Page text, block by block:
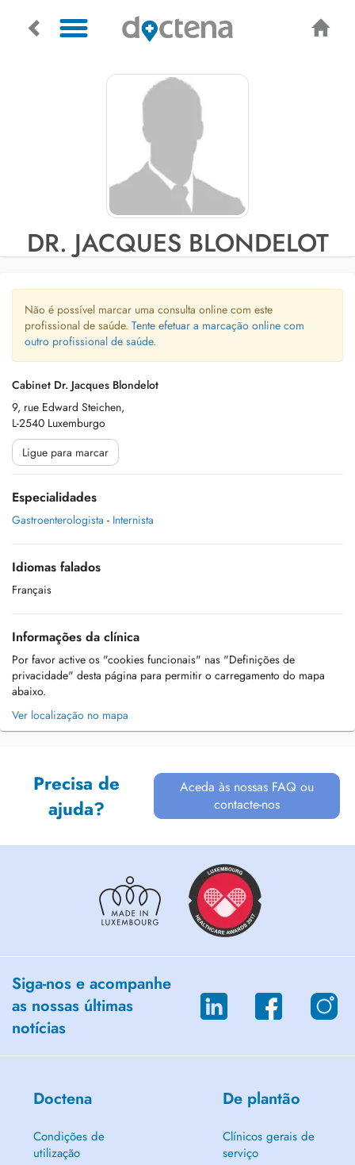
DR. JACQUES BLONDELOT
Não é possível marcar uma consulta online com este
profissional de saúde. Tente efetuar a marcação online com
outro profissional de saúde.
Cabinet Dr. Jacques Blondelot
9, rue Edward Steichen,
L-2540 Luxemburgo
Ligue para marcar
Especialidades
Gastroenterologista - Internista
Idiomas falados
Français
Informações da clínica
Por favor active os "cookies funcionais" nas "Definições de
privacidade" desta página para permitir o carregamento do mapa
abaixo.
Ver localização no mapa
Precisa de
ajuda?
Aceda às nossas FAQ ou
contacte-nos
Siga-nos e acompanhe
as nossas últimas
notícias
Doctena
Condições de
utilização
De plantão
Clínicos gerais de
serviço